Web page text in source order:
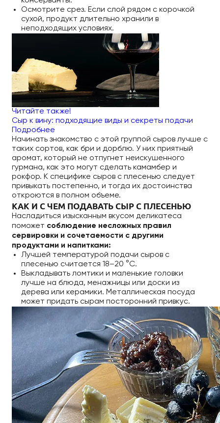
Осмотрите срез. Если слой рядом с корочкой
сухой, продукт длительно хранили в
неподходящих условиях.
Читайте также!
Сыр к вину: подходящие виды и секреты подачи
Подробнее
Начинать знакомство с этой группой сыров лучше с
таких сортов, как бри и дорблю. У них приятный
аромат, который не отпугнет неискушенного
гурмана, как это могут сделать камамбер и
рокфор. К специфике сыров с плесенью следует
привыкать постепенно, и тогда их достоинства
откроются в полном объеме.
КАК И С ЧЕМ ПОДАВАТЬ СЫР С ПЛЕСЕНЬЮ
Насладиться изысканным вкусом деликатеса
поможет соблюдение несложных правил
сервировки и сочетаемости с другими
продуктами и напитками:
Лучшей температурой подачи сыров с
плесенью считается 18–20 °C.
Выкладывать ломтики и маленькие головки
лучше на блюда, менажницы или доски из
дерева или керамики. Металлическая посуда
может придать сырам посторонний привкус.